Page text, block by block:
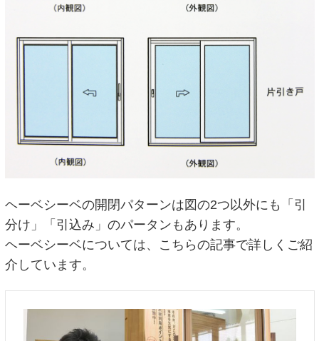
ヘーベシーベの開閉パターンは図の2つ以外にも「引
分け」「引込み」のパータンもあります。
ヘーベシーベについては、こちらの記事で詳しくご紹
介しています。